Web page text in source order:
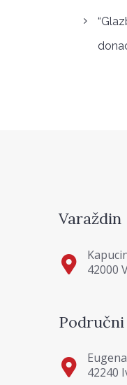
Varaždin
42000
42240